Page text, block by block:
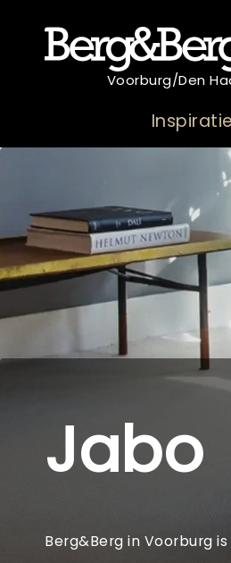
Voorburg/Den
Inspiratie
Jabo
Berg&Berg in Voorburg